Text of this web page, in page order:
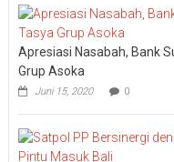
Apresiasi Nasabah, Bank
Grup Asoka
Juni 15, 2020 0